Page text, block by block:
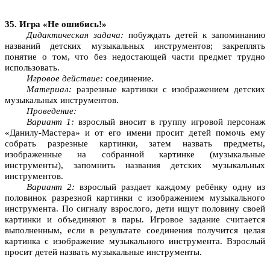
35. Игра «Не ошибись!»
Дидактическая задача: побуждать детей к запоминанию
названий детских музыкальных инструментов; закреплять
понятие о том, что без недостающей части предмет трудно
использовать.
Игровое действие: соединение.
Материал: разрезные картинки с изображением детских
музыкальных инструментов.
Проведение:
Вариант 1: взрослый вносит в группу игровой персонаж
«Данилу-Мастера» и от его имени просит детей помочь ему
собрать разрезные картинки, затем назвать предметы,
изображенные на собранной картинке (музыкальные
инструменты), запомнить названия детских музыкальных
инструментов.
Вариант 2: взрослый раздает каждому ребёнку одну из
половинок разрезной картинки с изображением музыкального
инструмента. По сигналу взрослого, дети ищут половину своей
картинки и объединяют в пары. Игровое задание считается
выполненным, если в результате соединения получится целая
картинка с изображение музыкального инструмента. Взрослый
просит детей назвать музыкальные инструменты.